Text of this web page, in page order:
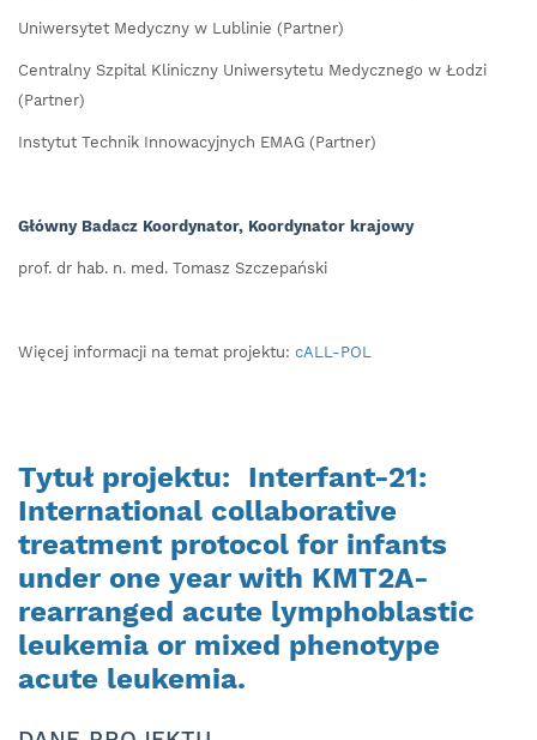
Uniwersytet Medyczny w Lublinie (Partner)
Centralny Szpital Kliniczny Uniwersytetu Medycznego w Łodzi
(Partner)
Instytut Technik Innowacyjnych EMAG (Partner)
Główny Badacz Koordynator, Koordynator krajowy
prof. dr hab. n. med. Tomasz Szczepański
Więcej informacji na temat projektu: cALL-POL
Tytuł projektu: Interfant-21:
International collaborative
treatment protocol for infants
under one year with KMT2A-
rearranged acute lymphoblastic
leukemia or mixed phenotype
acute leukemia.